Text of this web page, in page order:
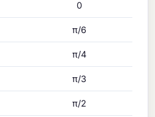
0
π/6
π/4
π/3
π/2